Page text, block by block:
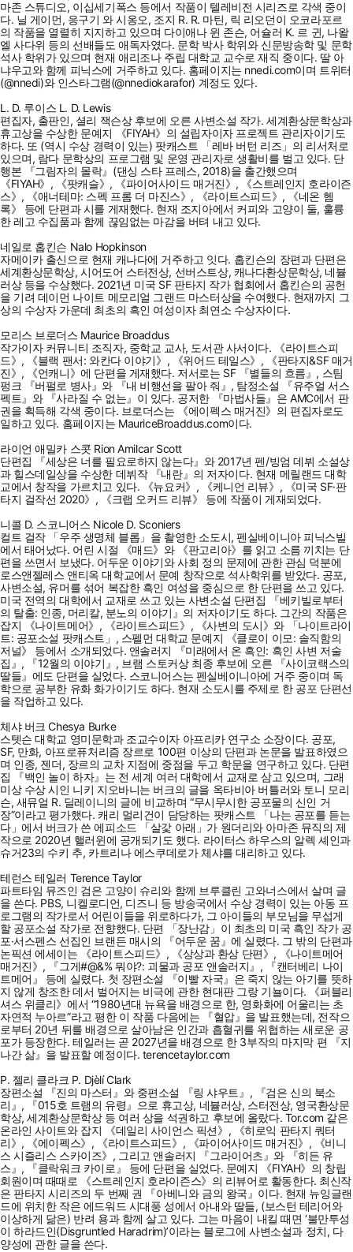
마존 스튜디오, 이십세기폭스 등에서 작품이 텔레비전 시리즈로 각색 중이
다. 닐 게이먼, 응구기 와 시옹오, 조지 R. R. 마틴, 릭 리오던이 오코라포르
의 작품을 열렬히 지지하고 있으며 다이애나 윈 존슨, 어슐러 K. 르 귄, 나왈
엘 사다위 등의 선배들도 애독자였다. 문학 박사 학위와 신문방송학 및 문학
석사 학위가 있으며 현재 애리조나 주립 대학교 교수로 재직 중이다. 딸 아
냐우고와 함께 피닉스에 거주하고 있다. 홈페이지는 nnedi.com이며 트위터
(@nnedi)와 인스타그램(@nnediokarafor) 계정도 있다.
L. D. 루이스 L. D. Lewis
편집자, 출판인, 셜리 잭슨상 후보에 오른 사변소설 작가. 세계환상문학상과
휴고상을 수상한 문예지 《FIYAH》의 설립자이자 프로젝트 관리자이기도
하다. 또 (역시 수상 경력이 있는) 팟캐스트 「레바 버턴 리즈」의 리서처로
있으며, 람다 문학상의 프로그램 및 운영 관리자로 생활비를 벌고 있다. 단
행본 『그림자의 몰락』(댄싱 스타 프레스, 2018)을 출간했으며
《FIYAH》, 《팟캐슬》, 《파이어사이드 매거진》, 《스트레인지 호라이즌
스》, 《애너테마: 스펙 프롬 더 마진스》, 《라이트스피드》, 《네온 헴
록》 등에 단편과 시를 게재했다. 현재 조지아에서 커피와 고양이 둘, 훌륭
한 레고 수집품과 함께 끊임없는 마감을 버텨 내고 있다.
네일로 홉킨슨 Nalo Hopkinson
자메이카 출신으로 현재 캐나다에 거주하고 잇다. 홉킨슨의 장편과 단편은
세계환상문학상, 시어도어 스터전상, 선버스트상, 캐나다환상문학상, 네뷸
러상 등을 수상했다. 2021년 미국 SF 판타지 작가 협회에서 홉킨슨의 공헌
을 기려 데이먼 나이트 메모리얼 그랜드 마스터상을 수여했다. 현재까지 그
상의 수상자 가운데 최초의 흑인 여성이자 최연소 수상자이다.
모리스 브로더스 Maurice Broaddus
작가이자 커뮤니티 조직자, 중학교 교사, 도서관 사서이다. 《라이트스피
드》, 《블랙 팬서: 와칸다 이야기》, 《위어드 테일스》, 《판타지&SF 매거
진》, 《언캐니》에 단편을 게재했다. 저서로는 SF 『별들의 흐름』, 스팀
펑크 『버펄로 병사』와 『내 비행선을 팔아 줘』, 탐정소설 『유주얼 서스
펙트』와 『사라질 수 없는』이 있다. 공저한 『마법사들』은 AMC에서 판
권을 획득해 각색 중이다. 브로더스는 《에이펙스 매거진》의 편집자로도
일하고 있다. 홈페이지는 MauriceBroaddus.com이다.
라이언 애밀카 스콧 Rion Amilcar Scott
단편집 『세상은 너를 필요로하지 않는다』와 2017년 펜/빙엄 데뷔 소설상
과 힐스데일상을 수상한 데뷔작 『내란』의 저자이다. 현재 메릴랜드 대학
교에서 창작을 가르치고 있다. 《뉴요커》, 《케니언 리뷰》, 《미국 SF·판
타지 걸작선 2020》, 《크랩 오커드 리뷰》 등에 작품이 게재되었다.
니콜 D. 스코니어스 Nicole D. Sconiers
컬트 걸작 「우주 생명체 블롭」을 촬영한 소도시, 펜실베이니아 피닉스빌
에서 태어났다. 어린 시절 《매드》와 《판고리아》를 읽고 소름 끼치는 단
편을 쓰면서 보냈다. 어두운 이야기와 사회 정의 문제에 관한 관심 덕분에
로스앤젤레스 앤티옥 대학교에서 문예 창작으로 석사학위를 받았다. 공포,
사변소설, 유머를 섞어 복잡한 흑인 여성을 중심으로 한 단편을 쓰고 있다.
미국 전역의 대학에서 교재로 쓰고 있는 사변소설 단편집 『베키빌로부터
의 탈출: 인종, 머리칼, 분노의 이야기』의 저자이기도 하다. 그간의 작품은
잡지 《나이트메어》, 《라이트스피드》, 《사변의 도시》와 「나이트라이
트: 공포소설 팟캐스트」, 스펠먼 대학교 문예지 《클로이 이모: 솔직함의
저널》 등에서 소개되었다. 앤솔러지 『미래에서 온 흑인: 흑인 사변 저술
집』, 『12월의 이야기』, 브램 스토커상 최종 후보에 오른 『사이코랙스의
딸들』에도 단편을 실었다. 스코니어스는 펜실베이니아에 거주 중이며 독
학으로 공부한 유화 화가이기도 하다. 현재 소도시를 주제로 한 공포 단편선
을 작업하고 있다.
체샤 버크 Chesya Burke
스텟슨 대학교 영미문학과 조교수이자 아프리카 연구소 소장이다. 공포,
SF, 만화, 아프로퓨처리즘 장르로 100편 이상의 단편과 논문을 발표하였으
며 인종, 젠더, 장르의 교차 지점에 중점을 두고 학문을 연구하고 있다. 단편
집 『백인 놀이 하자』는 전 세계 여러 대학에서 교재로 삼고 있으며, 그래
미상 수상 시인 니키 지오바니는 버크의 글을 옥타비아 버틀러와 토니 모리
슨, 새뮤얼 R. 딜레이니의 글에 비교하며 “무시무시한 공포물의 신인 거
장”이라고 평가했다. 캐리 멀리건이 담당하는 팟캐스트 「나는 공포를 듣는
다」에서 버크가 쓴 에피소드 「살갗 아래」가 원더리와 아마존 뮤직의 제
작으로 2020년 핼러윈에 공개되기도 했다. 라이터스 하우스의 알렉 셰인과
슈거23의 수키 추, 카트리나 에스쿠데로가 체샤를 대리하고 있다.
테런스 테일러 Terence Taylor
파트타임 뮤즈인 검은 고양이 슈리와 함께 브루클린 고와너스에서 살며 글
을 쓴다. PBS, 니켈로디언, 디즈니 등 방송국에서 수상 경력이 있는 아동 프
로그램의 작가로서 어린이들을 위로하다가, 그 아이들의 부모님을 무섭게
할 공포소설 작가로 전향했다. 단편 「장난감」이 최초의 미국 흑인 작가 공
포·서스펜스 선집인 브랜든 매시의 『어두운 꿈』에 실렸다. 그 밖의 단편과
논픽션 에세이는 《라이트스피드》, 《상상과 환상 단편》, 《나이트메어
매거진》, 『그게#@&% 뭐야?: 괴물과 공포 앤솔러지』, 『캔터베리 나이
트메어』 등에 실렸다. 첫 장편소설 『이빨 자국』은 죽지 않는 아기를 뜻하
지 않게 창조한 데서 벌어지는 비극에 관한 현대판 그랑 기뇰이다. 《퍼블리
셔스 위클리》에서 “1980년대 뉴욕을 배경으로 한, 영화화에 어울리는 초
자연적 누아르”라고 평한 이 작품 다음에는 『혈압』을 발표했는데, 전작으
로부터 20년 뒤를 배경으로 살아남은 인간과 흡혈귀를 위협하는 새로운 공
포가 등장한다. 테일러는 곧 2027년을 배경으로 한 3부작의 마지막 편 『지
나간 삶』을 발표할 예정이다. terencetaylor.com
P. 젤리 클라크 P. Djèlí Clark
장편소설 『진의 마스터』와 중편소설 『링 샤우트』, 『검은 신의 북소
리』, 『015호 트램의 유령』으로 휴고상, 네뷸러상, 스터전상, 영국환상문
학상, 세계환상문학상 등 여러 상을 석권하고 후보에 올랐다. Tor.com 같은
온라인 사이트와 잡지 《데일리 사이언스 픽션》, 《히로익 판타지 쿼터
리》, 《에이펙스》, 《라이트스피드》, 《파이어사이드 매거진》, 《비니
스 시즐리스 스카이즈》, 그리고 앤솔러지 『그라이어츠』와 『히든 유
스』, 『클락워크 카이로』 등에 단편을 실었다. 문예지 《FIYAH》의 창립
회원이며 때때로 《스트레인지 호라이즌스》의 리뷰어로 활동한다. 최신작
은 판타지 시리즈의 두 번째 권 『아베니와 금의 왕국』이다. 현재 뉴잉글랜
드에 위치한 작은 에드워드 시대풍 성에서 아내와 딸들, (보스턴 테리어와
이상하게 닮은) 반려 용과 함께 살고 있다. 그는 마음이 내킬 때면 ‘불만투성
이 하라드인(Disgruntled Haradrim)’이라는 블로그에 사변소설과 정치, 다
양성에 관한 글을 쓴다.